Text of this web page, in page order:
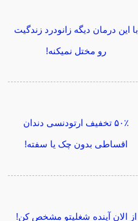
با این درمان دیگه زانودرد زندگیت
رو مختل نمیکنه!
۵۰٪ تخفیف ارتودنسی دندان
اقساطی بدون چک یا سفته!
از الان آینده شغلیتو مشخص کن!